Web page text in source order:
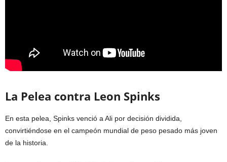
La Pelea contra Leon Spinks
En esta pelea, Spinks venció a Ali por decisión dividida,
convirtiéndose en el campeón mundial de peso pesado más joven
de la historia.